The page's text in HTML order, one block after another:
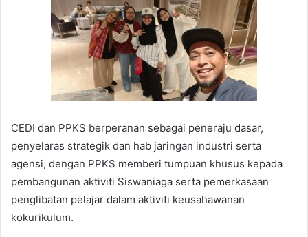
CEDI dan PPKS berperanan sebagai peneraju dasar,
penyelaras strategik dan hab jaringan industri serta
agensi, dengan PPKS memberi tumpuan khusus kepada
pembangunan aktiviti Siswaniaga serta pemerkasaan
penglibatan pelajar dalam aktiviti keusahawanan
kokurikulum.